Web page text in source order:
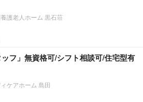
護老人ホーム 黒石荘
ッフ」無資格可/シフト相談可/住宅型有
ケアホーム 島田